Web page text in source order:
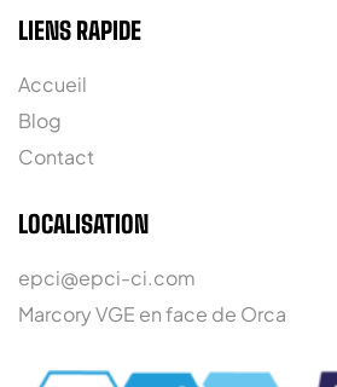
LIENS RAPIDE
Accueil
Blog
Contact
LOCALISATION
epci@epci-ci.com
Marcory VGE en face de Orca